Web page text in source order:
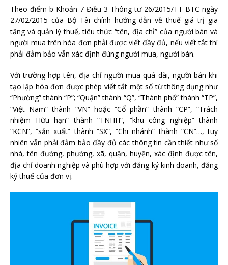
Theo điểm b Khoản 7 Điều 3 Thông tư 26/2015/TT-BTC ngày
27/02/2015 của Bộ Tài chính hướng dẫn về thuế giá trị gia
tăng và quản lý thuế, tiêu thức “tên, địa chỉ” của người bán và
người mua trên hóa đơn phải được viết đầy đủ, nếu viết tắt thì
phải đảm bảo vẫn xác định đúng người mua, người bán.
Với trường hợp tên, địa chỉ người mua quá dài, người bán khi
tạo lập hóa đơn được phép viết tắt một số từ thông dụng như
“Phường” thành “P”; “Quận” thành “Q”, “Thành phố” thành “TP”,
“Việt Nam” thành “VN” hoặc “Cổ phần” thành “CP”, “Trách
nhiệm Hữu hạn” thành “TNHH”, “khu công nghiệp” thành
“KCN”, “sản xuất” thành “SX”, “Chi nhánh” thành “CN”…, tuy
nhiên vẫn phải đảm bảo đầy đủ các thông tin cần thiết như số
nhà, tên đường, phường, xã, quận, huyện, xác định được tên,
địa chỉ doanh nghiệp và phù hợp với đăng ký kinh doanh, đăng
ký thuế của đơn vị.